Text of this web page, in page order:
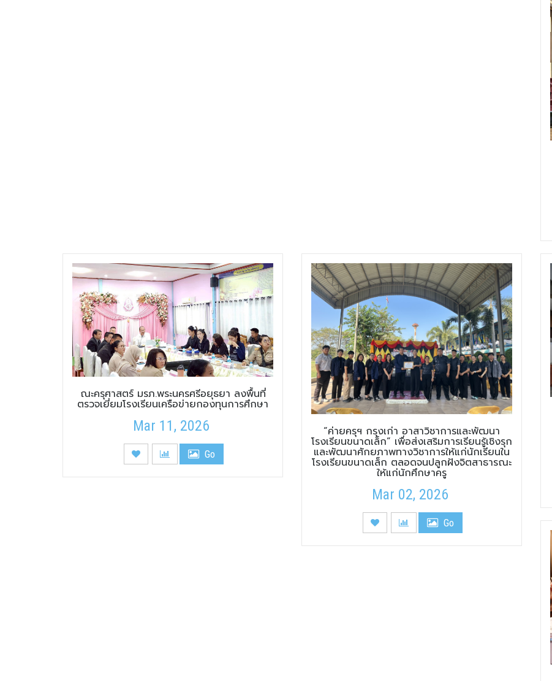
ณะครุศาสตร์ มรภ.พระนครศรีอยุธยา ลงพื้นที่
ตรวจเยี่ยมโรงเรียนเครือข่ายกองทุนการศึกษา
Mar 11, 2026
Go
“ค่ายครุฯ กรุงเก่า อาสาวิชาการและพัฒนา
โรงเรียนขนาดเล็ก” เพื่อส่งเสริมการเรียนรู้เชิงรุก
และพัฒนาศักยภาพทางวิชาการให้แก่นักเรียนใน
โรงเรียนขนาดเล็ก ตลอดจนปลูกฝังจิตสาธารณะ
ให้แก่นักศึกษาครู
Mar 02, 2026
Go